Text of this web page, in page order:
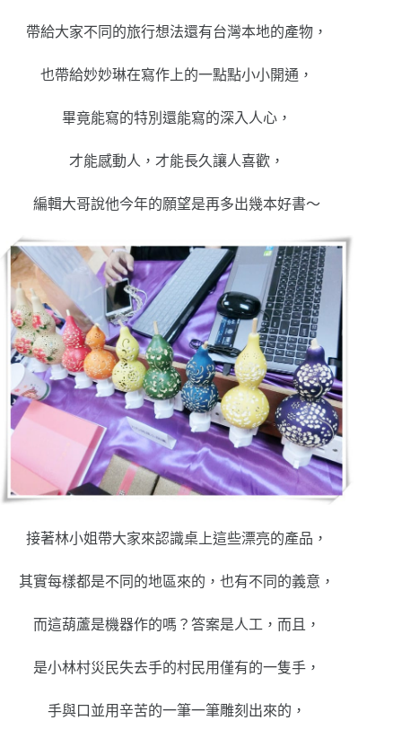
帶給大家不同的旅行想法還有台灣本地的產物，
也帶給妙妙琳在寫作上的一點點小小開通，
畢竟能寫的特別還能寫的深入人心，
才能感動人，才能長久讓人喜歡，
編輯大哥說他今年的願望是再多出幾本好書～
接著林小姐帶大家來認識桌上這些漂亮的產品，
其實每樣都是不同的地區來的，也有不同的義意，
而這葫蘆是機器作的嗎？答案是人工，而且，
是小林村災民失去手的村民用僅有的一隻手，
手與口並用辛苦的一筆一筆雕刻出來的，